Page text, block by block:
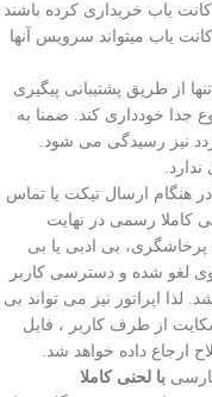
یاب خریداری کرده باشند
یاب میتواند سرویس آنها
از طریق پشتیبانی پیگیری
جدا خودداری کند. ضمنا به
نیز رسیدگی می شود.
هنگام ارسال تیکت یا تماس
کاملا رسمی در نهایت
بی ادبی یا بی
لغو شده و دسترسی کاربر
اپراتور نیز می تواند بی
از طرف کاربر ، فایل
ارجاع داده خواهد شد.
با لحنی کاملا